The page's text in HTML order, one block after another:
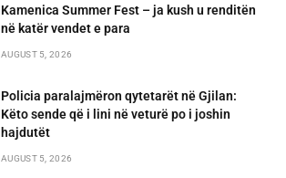
Kamenica Summer Fest – ja kush u renditën
në katër vendet e para
AUGUST 5, 2026
Policia paralajmëron qytetarët në Gjilan:
Këto sende që i lini në veturë po i joshin
hajdutët
AUGUST 5, 2026